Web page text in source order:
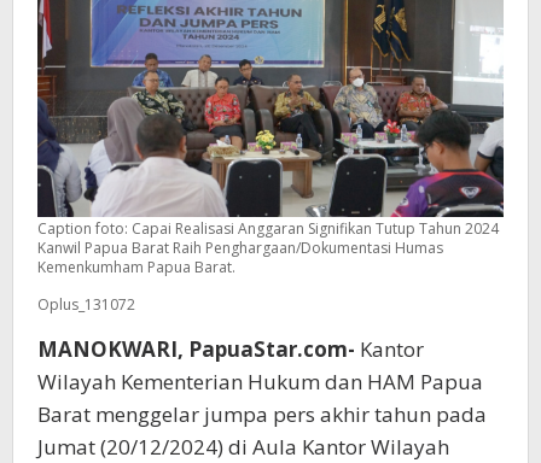
Caption foto: Capai Realisasi Anggaran Signifikan Tutup Tahun 2024
Kanwil Papua Barat Raih Penghargaan/Dokumentasi Humas
Kemenkumham Papua Barat.
Oplus_131072
MANOKWARI, PapuaStar.com- Kantor
Wilayah Kementerian Hukum dan HAM Papua
Barat menggelar jumpa pers akhir tahun pada
Jumat (20/12/2024) di Aula Kantor Wilayah